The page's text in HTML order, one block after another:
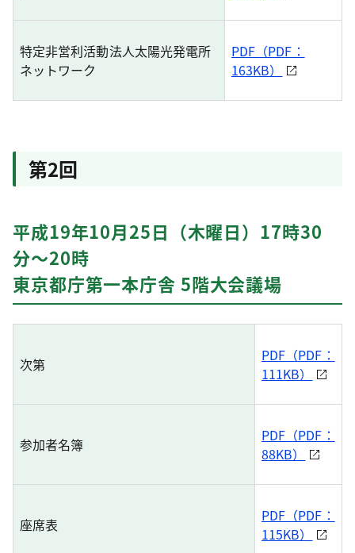
特定非営利活動法人太陽光発電所
ネットワーク
PDF（PDF：
163KB）
第2回
平成19年10月25日（木曜日）17時30
分〜20時
東京都庁第一本庁舎 5階大会議場
次第
PDF（PDF：
111KB）
参加者名簿
PDF（PDF：
88KB）
座席表
PDF（PDF：
115KB）